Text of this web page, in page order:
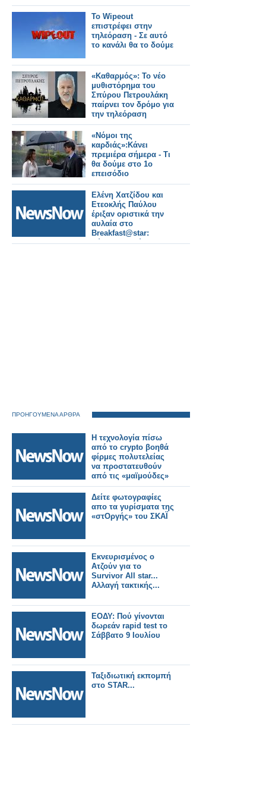
Το Wipeout
επιστρέφει στην
τηλεόραση - Σε αυτό
το κανάλι θα το δούμε
«Καθαρμός»: Το νέο
μυθιστόρημα του
Σπύρου Πετρουλάκη
παίρνει τον δρόμο για
την τηλεόραση
«Νόμοι της
καρδιάς»:Kάνει
πρεμιέρα σήμερα - Τι
θα δούμε στο 1ο
επεισόδιο
Ελένη Χατζίδου και
Ετεοκλής Παύλου
έριξαν οριστικά την
αυλαία στο
Breakfast@star:
Εύχομαι καλύτερες
ΠΡΟΗΓΟΥΜΕΝΑ ΑΡΘΡΑ
Η τεχνολογία πίσω
από το crypto βοηθά
φίρμες πολυτελείας
να προστατευθούν
από τις «μαϊμούδες»
Δείτε φωτογραφίες
απο τα γυρίσματα της
«στΟργής» του ΣΚΑΪ
Εκνευρισμένος ο
Ατζούν για το
Survivor All star...
Αλλαγή τακτικής...
ΕΟΔΥ: Πού γίνοvται
δωρεάν rapid test το
Σάββατο 9 Ιουλίου
Ταξιδιωτική εκπομπή
στο STAR...